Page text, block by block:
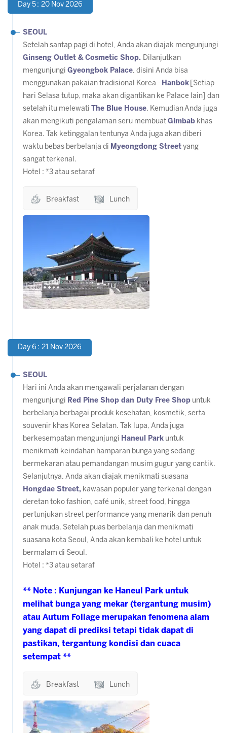
Day 5 : 20 Nov 2026
SEOUL
Setelah santap pagi di hotel, Anda akan diajak mengunjungi
Ginseng Outlet & Cosmetic Shop. Dilanjutkan
mengunjungi Gyeongbok Palace, disini Anda bisa
menggunakan pakaian tradisional Korea - Hanbok
Setiap
hari Selasa tutup, maka akan digantikan ke Palace lain] dan
setelah itu melewati
The Blue House. Kemudian Anda juga
akan mengikuti pengalaman seru membuat Gimbab khas
Korea. Tak ketinggalan tentunya Anda juga akan diberi
waktu bebas berbelanja di Myeongdong Street yang
sangat terkenal.
Hotel : *3 atau setaraf
Breakfast Lunch
Day 6 : 21 Nov 2026
SEOUL
Hari ini Anda akan mengawali perjalanan dengan
mengunjungi Red Pine Shop dan Duty Free Shop untuk
berbelanja berbagai produk kesehatan, kosmetik, serta
souvenir khas Korea Selatan. Tak lupa, Anda juga
berkesempatan mengunjungi Haneul Park untuk
menikmati keindahan hamparan bunga yang sedang
bermekaran atau pemandangan musim gugur yang cantik.
Selanjutnya, Anda akan diajak menikmati suasana
Hongdae Street, kawasan populer yang terkenal dengan
deretan toko fashion, café unik, street food, hingga
pertunjukan street performance yang menarik dan penuh
anak muda. Setelah puas berbelanja dan menikmati
suasana kota Seoul, Anda akan kembali ke hotel untuk
bermalam di Seoul.
Hotel : *3 atau setaraf
** Note : Kunjungan ke Haneul Park untuk
melihat bunga yang mekar (tergantung musim)
atau Autum Foliage merupakan fenomena alam
yang dapat di prediksi tetapi tidak dapat di
pastikan, tergantung kondisi dan cuaca
setempat **
Breakfast Lunch